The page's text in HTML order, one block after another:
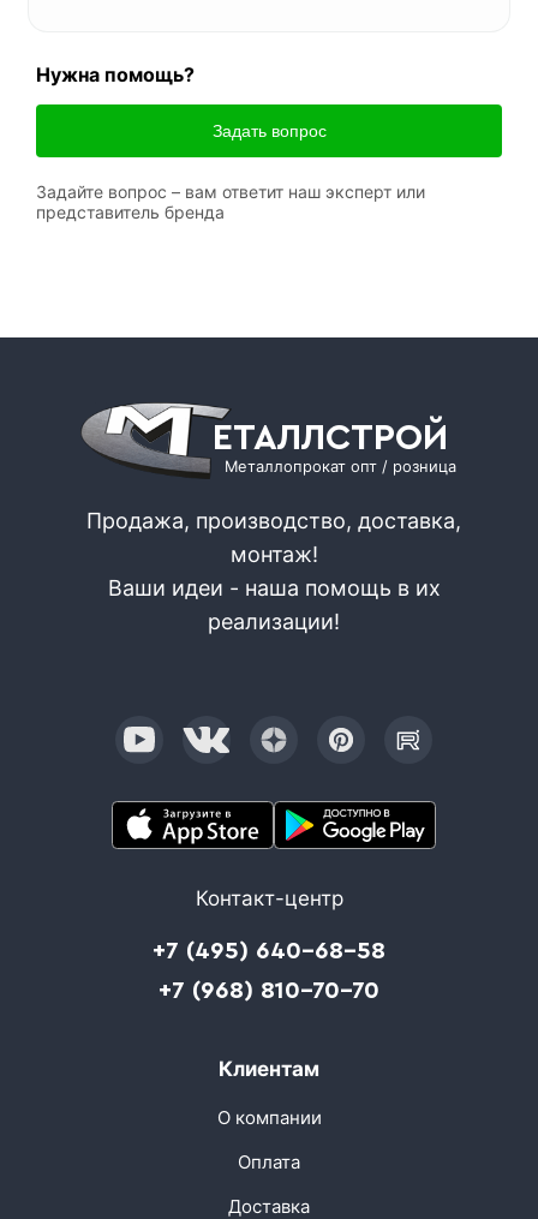
Нужна помощь?
Задать вопрос
Задайте вопрос – вам ответит наш эксперт или
представитель бренда
ЕТАЛЛСТРОЙ
Металлопрокат опт / розница
Продажа, производство, доставка,
монтаж!
Ваши идеи - наша помощь в их
реализации!
Контакт-центр
+7 (495) 640-68-58
+7 (968) 810-70-70
Клиентам
О компании
Оплата
Доставка